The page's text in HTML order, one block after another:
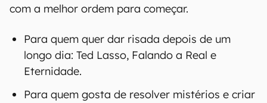
com a melhor ordem para começar.
Para quem quer dar risada depois de um
longo dia: Ted Lasso, Falando a Real e
Eternidade.
Para quem gosta de resolver mistérios e criar